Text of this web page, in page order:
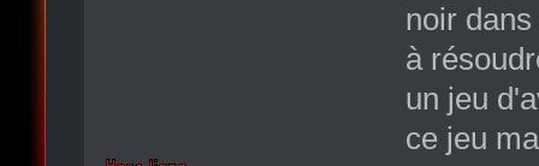
noir
à
un jeu
ce jeu